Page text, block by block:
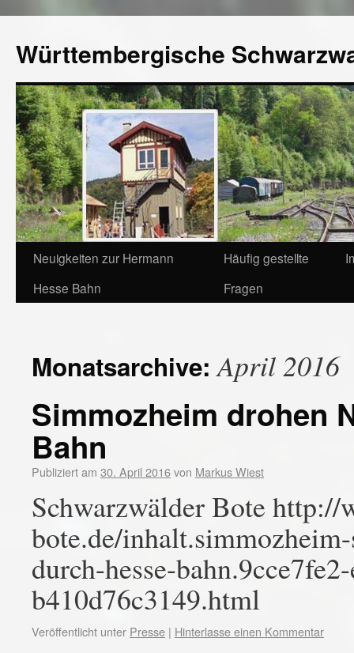
Württembergische
Neuigkeiten zur Hermann
Hesse Bahn
Häufig gestellte
Fragen
Monatsarchive:April 2016
Simmozheim drohen
Bahn
Publiziert am 30. April 2016von Markus Wiest
Schwarzwälder Bote http://
bote.de/
durch-hesse-
b410d76c3149.html
Veröffentlicht unter Presse | Hinterlasse einen Kommentar